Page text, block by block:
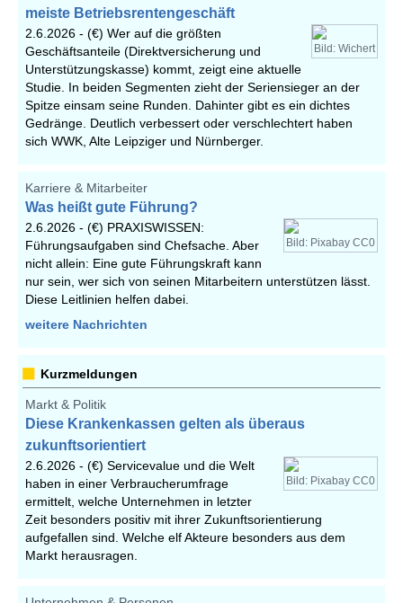
meiste Betriebsrentengeschäft
Bild: Wichert
2.6.2026 - (€) Wer auf die größten
Geschäftsanteile (Direktversicherung und
Unterstützungskasse) kommt, zeigt eine aktuelle
Studie. In beiden Segmenten zieht der Seriensieger an der
Spitze einsam seine Runden. Dahinter gibt es ein dichtes
Gedränge. Deutlich verbessert oder verschlechtert haben
sich WWK, Alte Leipziger und Nürnberger.
Karriere & Mitarbeiter
Was heißt gute Führung?
Bild: Pixabay CC0
2.6.2026 - (€) PRAXISWISSEN:
Führungsaufgaben sind Chefsache. Aber
nicht allein: Eine gute Führungskraft kann
nur sein, wer sich von seinen Mitarbeitern unterstützen lässt.
Diese Leitlinien helfen dabei.
weitere Nachrichten
Kurzmeldungen
Markt & Politik
Diese Krankenkassen gelten als überaus
zukunftsorientiert
Bild: Pixabay CC0
2.6.2026 - (€) Servicevalue und die Welt
haben in einer Verbraucherumfrage
ermittelt, welche Unternehmen in letzter
Zeit besonders positiv mit ihrer Zukunftsorientierung
aufgefallen sind. Welche elf Akteure besonders aus dem
Markt herausragen.